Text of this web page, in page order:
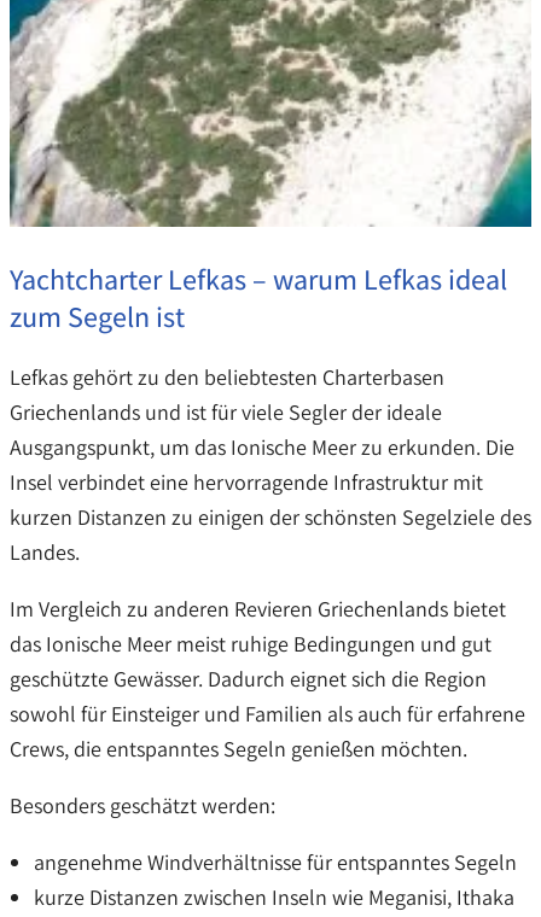
Yachtcharter Lefkas – warum Lefkas ideal
zum Segeln ist
Lefkas gehört zu den beliebtesten Charterbasen
Griechenlands und ist für viele Segler der ideale
Ausgangspunkt, um das Ionische Meer zu erkunden. Die
Insel verbindet eine hervorragende Infrastruktur mit
kurzen Distanzen zu einigen der schönsten Segelziele des
Landes.
Im Vergleich zu anderen Revieren Griechenlands bietet
das Ionische Meer meist ruhige Bedingungen und gut
geschützte Gewässer. Dadurch eignet sich die Region
sowohl für Einsteiger und Familien als auch für erfahrene
Crews, die entspanntes Segeln genießen möchten.
Besonders geschätzt werden:
angenehme Windverhältnisse für entspanntes Segeln
kurze Distanzen zwischen Inseln wie Meganisi, Ithaka